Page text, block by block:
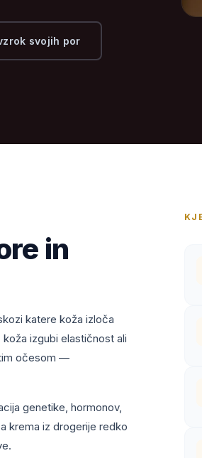
svojih por
in
katere koža izloča
izgubi elastičnost ali
očesom —
genetike, hormonov,
krema iz drogerije redko